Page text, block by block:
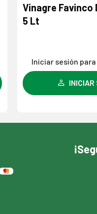
Vinagre Favinco
5 Lt
Iniciar sesión
INICIAR